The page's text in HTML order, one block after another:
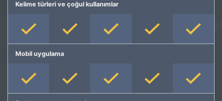
Kelime türleri ve çoğul kullanımlar
Mobil uygulama